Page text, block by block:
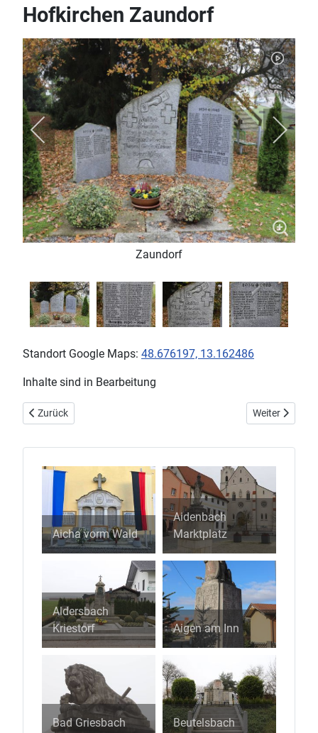
Hofkirchen Zaundorf
Zaundorf
Standort Google Maps: 48.676197, 13.162486
Inhalte sind in Bearbeitung
Vorheriger Beitrag: Hofkirchen Kirche
Zurück Nächster
Weiter
Aicha vorm Wald
Aidenbach
Marktplatz
Aldersbach
Kriestorf
Aigen am Inn
Bad Griesbach Beutelsbach